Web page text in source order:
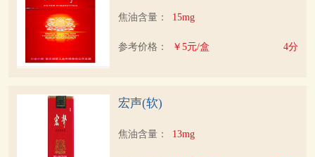
焦油含量： 15mg
参考价格： ￥5元/盒 4分
宏声(软)
焦油含量： 13mg